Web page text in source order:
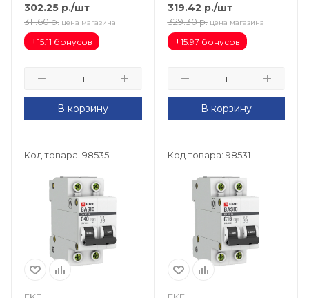
302.25 р./шт
311.60 р. цена магазина
+15.11 бонусов
В корзину
319.42 р./шт
329.30 р. цена магазина
+15.97 бонусов
В корзину
Код товара: 98535 Код товара: 98531